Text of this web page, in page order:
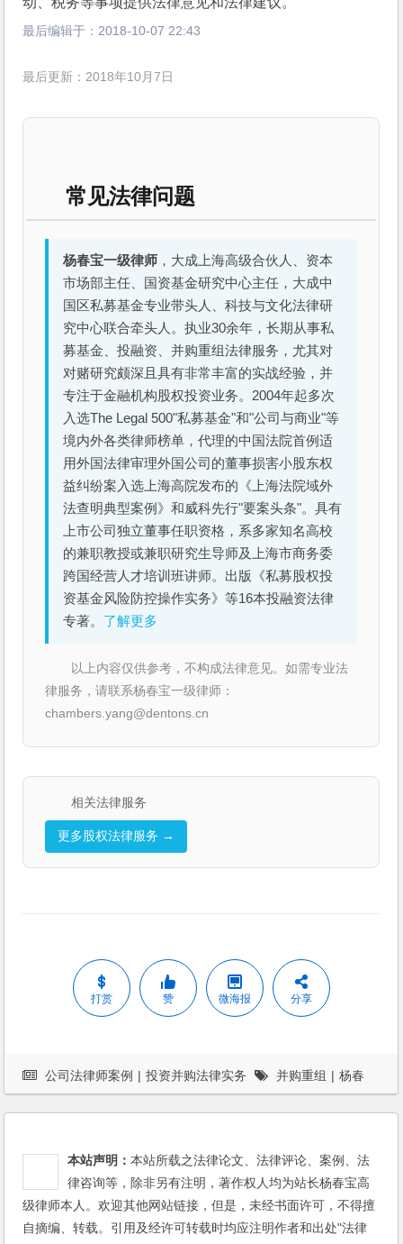
最后编辑于： 2018-10-07 22:43
最后更新：2018年10月7日
常见法律问题
杨春宝一级律师 ，大成上海高级合伙人、资本
市场部主任、国资基金研究中心主任，大成中
国区私募基金专业带头人、科技与文化法律研
究中心联合牵头人。执业30余年，长期从事私
募基金、投融资、并购重组法律服务，尤其对
对赌研究颇深且具有非常丰富的实战经验，并
专注于金融机构股权投资业务。2004年起多次
入选The Legal 500"私募基金"和"公司与商业"等
境内外各类律师榜单，代理的中国法院首例适
用外国法律审理外国公司的董事损害小股东权
益纠纷案入选上海高院发布的《上海法院域外
法查明典型案例》和威科先行"要案头条"。具有
上市公司独立董事任职资格，系多家知名高校
的兼职教授或兼职研究生导师及上海市商务委
跨国经营人才培训班讲师。出版《私募股权投
资基金风险防控操作实务》等16本投融资法律
专著。 了解更多
以上内容仅供参考，不构成法律意见。如需专业法
律服务，请联系杨春宝一级律师：
chambers.yang@dentons.cn
相关法律服务
更多股权法律服务 →
打赏 赞 微海报 分享
公司法律师案例 | 投资并购法律实务 并购重组 | 杨春
本站声明：本站所载之法律论文、法律评论、案例、法
律咨询等，除非另有注明，著作权人均为站长杨春宝高
级律师本人。欢迎其他网站链接，但是，未经书面许可，不得擅
自摘编、转载。引用及经许可转载时均应注明作者和出处"法律